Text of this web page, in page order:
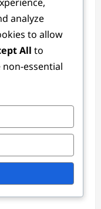
in this browser for
analyze
to allow
All to
essential